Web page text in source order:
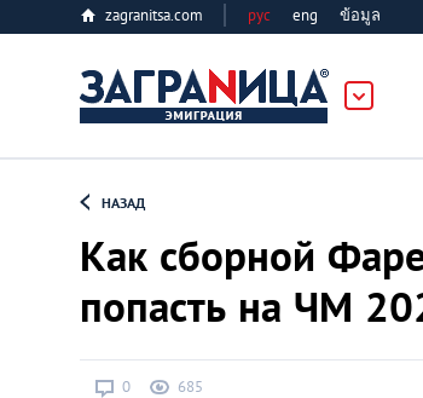
zagranitsa.com рус eng ข้อมูล
Все страны
НАЗАД
Как сборной
попасть на ЧМ
0 685